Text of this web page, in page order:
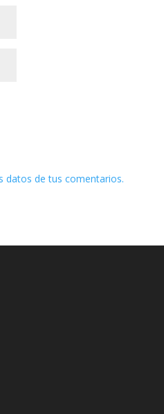
datos de tus comentarios.